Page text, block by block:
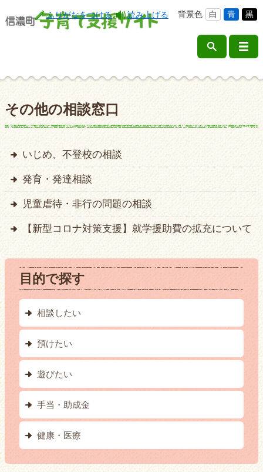
ふりがなをつける 読み上げる 背景色 白 青 黒
その他の相談窓口
いじめ、不登校の相談
発育・発達相談
児童虐待・非行の問題の相談
【新型コロナ対策支援】就学援助費の拡充について
目的で探す
相談したい
預けたい
遊びたい
手当・助成金
健康・医療